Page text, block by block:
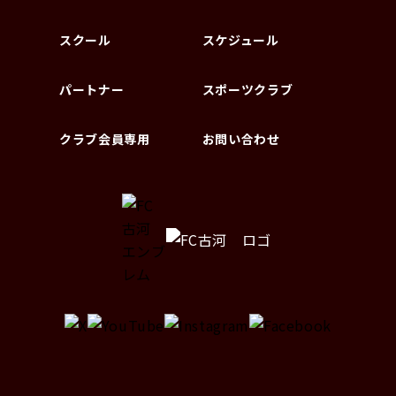
スクール スケジュール
パートナー スポーツクラブ
クラブ会員専用 お問い合わせ